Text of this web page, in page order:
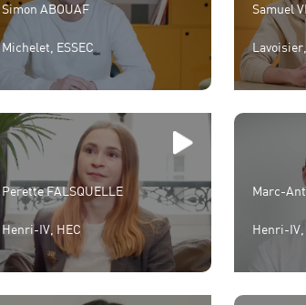
Simon ABOUAF
Michelet, ESSEC
Samuel
Perette FALSQUELLE
Henri-IV, HEC
Marc-
Henri-IV,